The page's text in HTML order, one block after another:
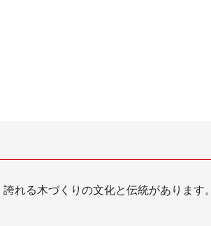
れる木づくりの文化と伝統があります。